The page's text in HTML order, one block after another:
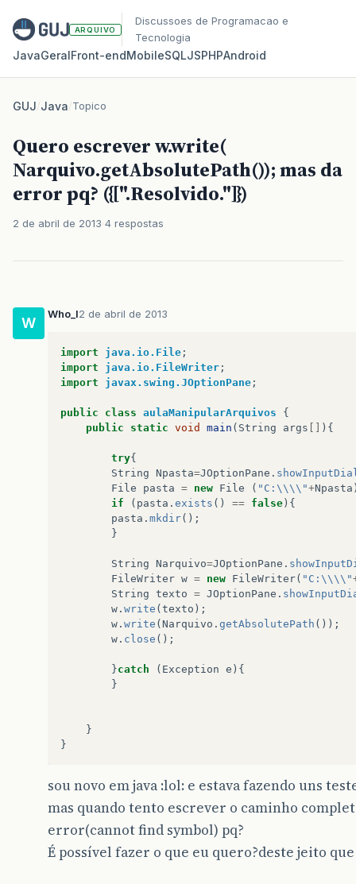
ARQUIVO
Discussoes de Programacao e
Tecnologia
JavaGeralFront‑endMobileSQLJSPHPAndroid
GUJ/Java/Topico
Quero escrever w.write(
Narquivo.getAbsolutePath()); mas da
error pq? ({[".Resolvido."]})
2 de abril de 2013 4 respostas
W
Who_I2 de abril de 2013
import java.io.File ;
import
java.io.FileWriter ;
import
javax.swing.JOptionPane ;
public class aulaManipularArquivos
{
public
static void main ( String args ){
try{
String Npasta=JOptionPane .
File
pasta = new File ( "C:\\\\"+Npasta
if
( pasta . exists () == false ){
pasta . mkdir();
}
String Narquivo=JOptionPane .
FileWriter w = new FileWriter( "C:\\\\"
String texto = JOptionPane .
w . write ( texto );
w . write ( Narquivo . getAbsolutePath ());
w . close ();
}catch ( Exception e ){
}
}
}
sou novo em java :lol: e estava fazendo uns
mas quando tento escrever o caminho
error(cannot find symbol) pq?
É possível fazer o que eu quero?deste jeito